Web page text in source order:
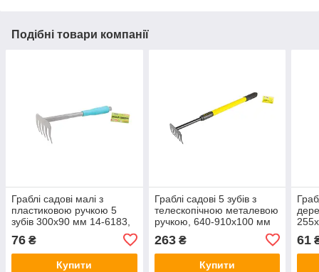
Подібні товари компанії
Граблі садові малі з
пластиковою ручкою 5
зубів 300х90 мм 14-6183,
MASTERTOOL, Арт.51317
76 ₴
Купити
Граблі садові 5 зубів з
телескопічною металевою
ручкою, 640-910х100 мм
14-6178, MASTERTOOL,
Арт.51328
263₴
Купити
61